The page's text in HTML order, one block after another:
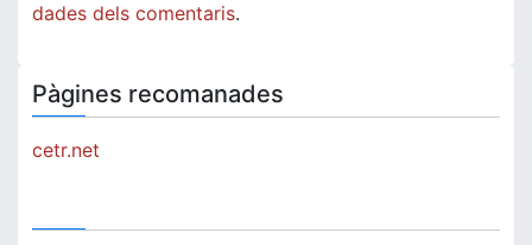
dades dels comentaris.
Pàgines recomanades
cetr.net